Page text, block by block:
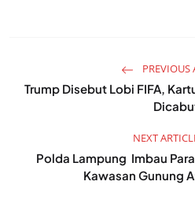
PREVIOUS
Trump Disebut Lobi FIFA,
NEXT
Polda Lampung Imbau
Kawasan Gunung